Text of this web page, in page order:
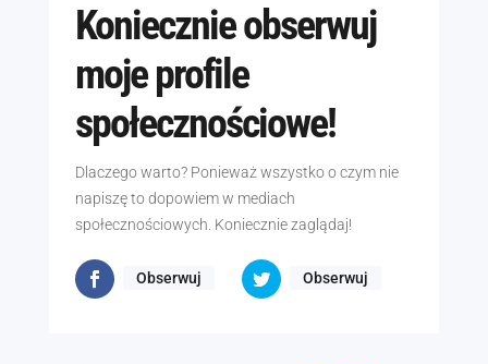
Koniecznie obserwuj
moje profile
społecznościowe!
Dlaczego warto? Ponieważ wszystko o czym nie
napiszę to dopowiem w mediach
społecznościowych. Koniecznie zaglądaj!
Obserwuj Obserwuj